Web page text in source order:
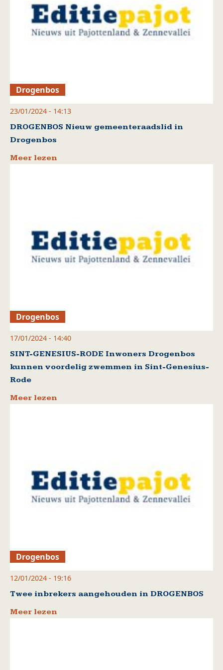
Drogenbos
23/01/2024 - 14:13
DROGENBOS Nieuw gemeenteraadslid in
Drogenbos
Meer lezen
Drogenbos
17/01/2024 - 14:40
SINT-GENESIUS-RODE Inwoners Drogenbos
kunnen voordelig zwemmen in Sint-Genesius-
Rode
Meer lezen
Drogenbos
12/01/2024 - 19:16
Twee inbrekers aangehouden in DROGENBOS
Meer lezen